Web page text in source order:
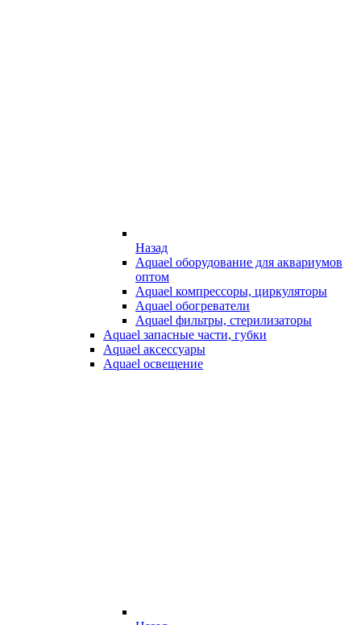
Назад
Aquael оборудование для аквариумов
оптом
Aquael компрессоры, циркуляторы
Aquael обогреватели
Aquael фильтры, стерилизаторы
Aquael запасные части, губки
Aquael аксессуары
Aquael освещение